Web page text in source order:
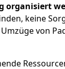
organisiert
keine
von